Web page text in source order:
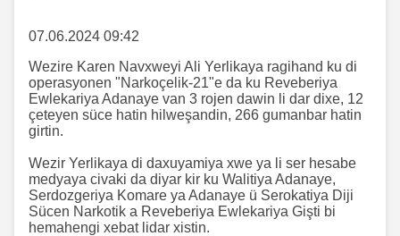
07.06.2024 09:42
Wezire Karen Navxweyi Ali Yerlikaya ragihand ku di
operasyonen "Narkoçelik-21"e da ku Reveberiya
Ewlekariya Adanaye van 3 rojen dawin li dar dixe, 12
çeteyen süce hatin hilweşandin, 266 gumanbar hatin
girtin.
Wezir Yerlikaya di daxuyamiya xwe ya li ser hesabe
medyaya civaki da diyar kir ku Walitiya Adanaye,
Serdozgeriya Komare ya Adanaye ü Serokatiya Diji
Sücen Narkotik a Reveberiya Ewlekariya Gişti bi
hemahengi xebat lidar xistin.